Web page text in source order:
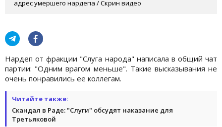
адрес умершего нардепа / Скрин видео
Нардеп от фракции "Слуга народа" написала в общий чат
партии: "Одним врагом меньше". Такие высказывания не
очень понравились ее коллегам.
Читайте также:
Скандал в Раде: "Слуги" обсудят наказание для
Третьяковой